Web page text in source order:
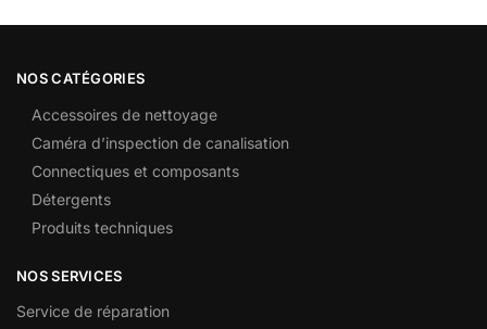
NOS CATÉGORIES
Accessoires de nettoyage
Caméra d’inspection de canalisation
Connectiques et composants
Détergents
Produits techniques
NOS SERVICES
Service de réparation